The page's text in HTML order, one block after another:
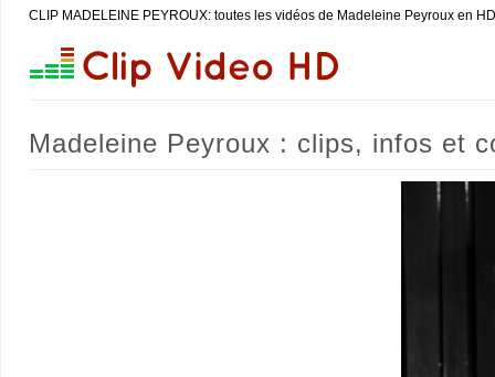
CLIP MADELEINE PEYROUX: toutes les vidéos de Madeleine Peyroux en HD
Madeleine Peyroux : clips, infos et